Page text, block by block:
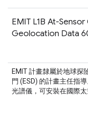
EMIT L1B At-
Geolocation Data
EMIT 計畫隸屬於地球探
門 (ESD) 的計畫主任指
光譜儀，可安裝在國際太